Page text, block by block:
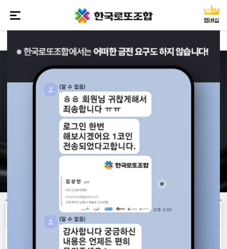
1236회 동행복권 당첨번호